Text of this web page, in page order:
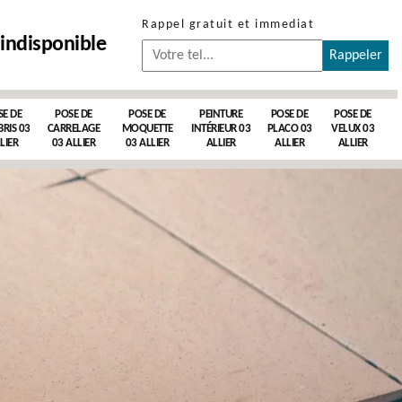
indisponible
Rappel gratuit et immediat
DE
03
POSE DE
CARRELAGE
03 ALLIER
POSE DE
MOQUETTE
03 ALLIER
PEINTURE
INTÉRIEUR 03
ALLIER
POSE DE
PLACO 03
ALLIER
POSE DE
VELUX 03
ALLIER